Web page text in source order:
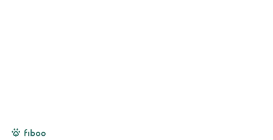
FIBOO